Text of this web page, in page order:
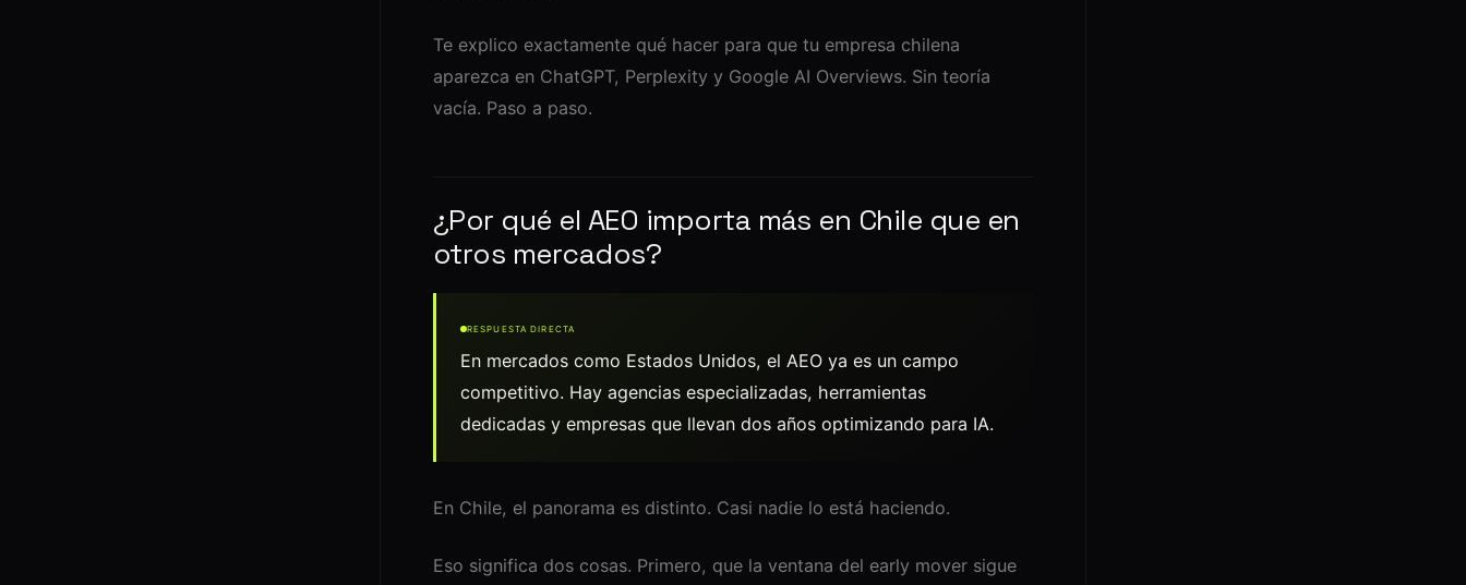
Te explico exactamente qué hacer para que tu empresa chilena
aparezca en ChatGPT, Perplexity y Google AI Overviews. Sin teoría
vacía. Paso a paso.
¿Por qué el AEO importa más en Chile que en
otros mercados?
RESPUESTA DIRECTA
En mercados como Estados Unidos, el AEO ya es un campo
competitivo. Hay agencias especializadas, herramientas
dedicadas y empresas que llevan dos años optimizando para IA.
En Chile, el panorama es distinto. Casi nadie lo está haciendo.
Eso significa dos cosas. Primero, que la ventana del early mover sigue